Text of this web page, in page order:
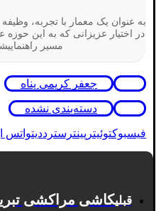
به عنوان یک معمار با تجربه،
در اختیار عزیزانی که به این حوزه
مسیر
جعفر کریمی پناه
دسته‌بندی نشده
فیسبوکتوئیتر پینترسترددیتواتس
قبلیکاشی مراکشی